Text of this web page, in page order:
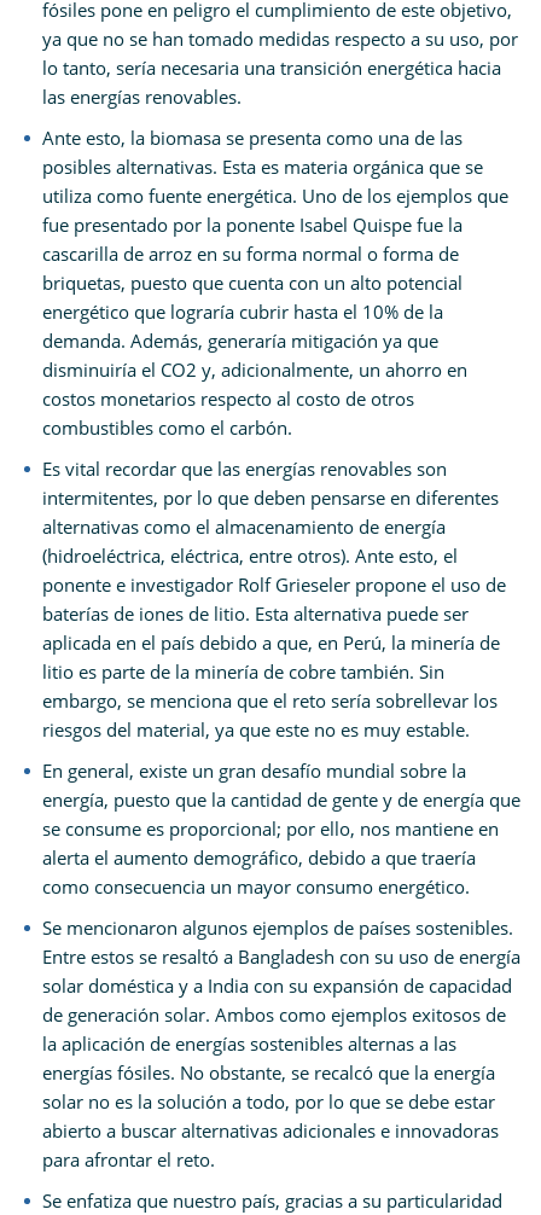
fósiles pone en peligro el cumplimiento de este objetivo,
ya que no se han tomado medidas respecto a su uso, por
lo tanto, sería necesaria una transición energética hacia
las energías renovables.
Ante esto, la biomasa se presenta como una de las
posibles alternativas. Esta es materia orgánica que se
utiliza como fuente energética. Uno de los ejemplos que
fue presentado por la ponente Isabel Quispe fue la
cascarilla de arroz en su forma normal o forma de
briquetas, puesto que cuenta con un alto potencial
energético que lograría cubrir hasta el 10% de la
demanda. Además, generaría mitigación ya que
disminuiría el CO2 y, adicionalmente, un ahorro en
costos monetarios respecto al costo de otros
combustibles como el carbón.
Es vital recordar que las energías renovables son
intermitentes, por lo que deben pensarse en diferentes
alternativas como el almacenamiento de energía
(hidroeléctrica, eléctrica, entre otros). Ante esto, el
ponente e investigador Rolf Grieseler propone el uso de
baterías de iones de litio. Esta alternativa puede ser
aplicada en el país debido a que, en Perú, la minería de
litio es parte de la minería de cobre también. Sin
embargo, se menciona que el reto sería sobrellevar los
riesgos del material, ya que este no es muy estable.
En general, existe un gran desafío mundial sobre la
energía, puesto que la cantidad de gente y de energía que
se consume es proporcional; por ello, nos mantiene en
alerta el aumento demográfico, debido a que traería
como consecuencia un mayor consumo energético.
Se mencionaron algunos ejemplos de países sostenibles.
Entre estos se resaltó a Bangladesh con su uso de energía
solar doméstica y a India con su expansión de capacidad
de generación solar. Ambos como ejemplos exitosos de
la aplicación de energías sostenibles alternas a las
energías fósiles. No obstante, se recalcó que la energía
solar no es la solución a todo, por lo que se debe estar
abierto a buscar alternativas adicionales e innovadoras
para afrontar el reto.
Se enfatiza que nuestro país, gracias a su particularidad